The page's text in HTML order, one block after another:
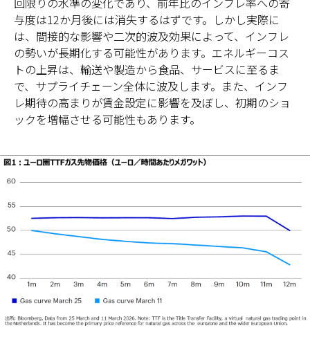
与度は12か月後には消失するはずです。しかし実際に
は、間接的な影響や二次的波及効果によって、インフレ
の勢いが長期化する可能性があります。エネルギーコス
トの上昇は、輸送や製造から食品、サービスに至るま
で、サプライチェーン全体に波及します。また、インフ
レ期待の高まりが賃金設定に影響を及ぼし、初期のショ
ックを増幅させる可能性もあります。